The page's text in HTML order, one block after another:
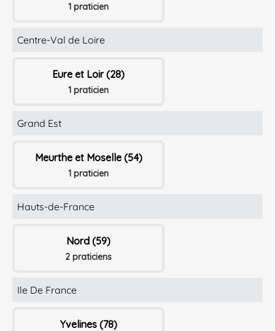
1 praticien
Centre-Val de Loire
Eure et Loir (28)
1 praticien
Grand Est
Meurthe et Moselle (54)
1 praticien
Hauts-de-France
Nord (59)
2 praticiens
Ile De France
Yvelines (78)